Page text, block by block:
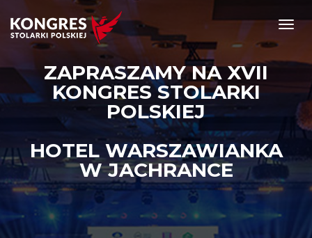
ZAPRASZAMY NA XVII
KONGRES STOLARKI
POLSKIEJ
HOTEL WARSZAWIANKA
W JACHRANCE